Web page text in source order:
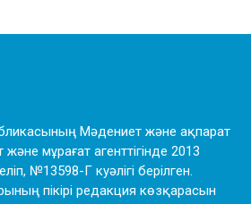
Мәдениет және ақпарат
және мұрағат агенттігінде 2013
№13598-Г куәлігі берілген.
пікірі редакция көзқарасын